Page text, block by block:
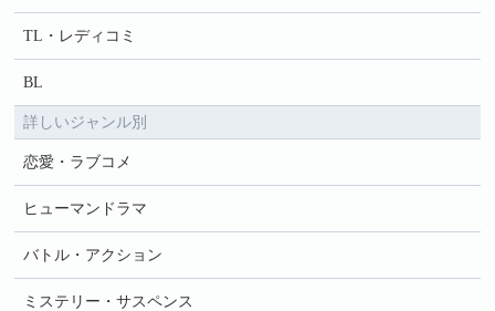
TL・レディコミ
BL
詳しいジャンル別
恋愛・ラブコメ
ヒューマンドラマ
バトル・アクション
ミステリー・サスペンス